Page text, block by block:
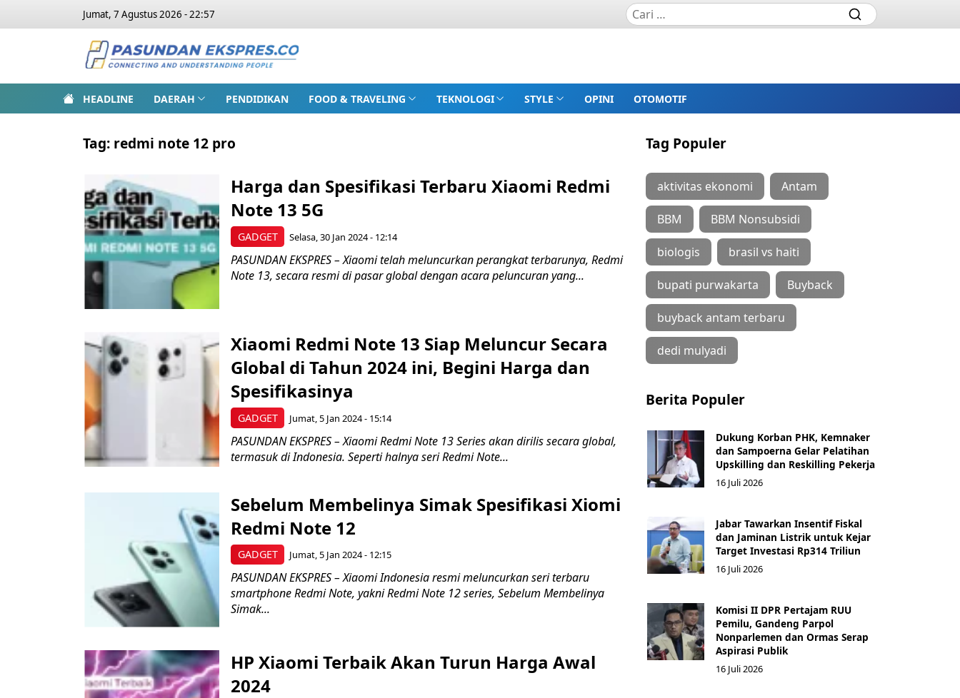
Jumat, 7 Agustus 2026 - 22:57
HEADLINE DAERAH PENDIDIKAN FOOD & TRAVELING TEKNOLOGI STYLE OPINI OTOMOTIF
Tag: redmi note 12 pro
GADGET
Harga dan Spesifikasi Terbaru Xiaomi Redmi
Note 13 5G
Selasa, 30 Jan 2024 - 12:14
PASUNDAN EKSPRES – Xiaomi telah meluncurkan perangkat terbarunya, Redmi
Note 13, secara resmi di pasar global dengan acara peluncuran yang...
GADGET
Xiaomi Redmi Note 13 Siap Meluncur Secara
Global di Tahun 2024 ini, Begini Harga dan
Spesifikasinya
Jumat, 5 Jan 2024 - 15:14
PASUNDAN EKSPRES – Xiaomi Redmi Note 13 Series akan dirilis secara global,
termasuk di Indonesia. Seperti halnya seri Redmi Note...
GADGET
Sebelum Membelinya Simak Spesifikasi Xiomi
Redmi Note 12
Jumat, 5 Jan 2024 - 12:15
PASUNDAN EKSPRES – Xiaomi Indonesia resmi meluncurkan seri terbaru
smartphone Redmi Note, yakni Redmi Note 12 series, Sebelum Membelinya
Simak...
HP Xiaomi Terbaik Akan Turun Harga Awal
2024
Tag Populer
aktivitas ekonomi Antam
BBM BBM Nonsubsidi
biologis brasil vs haiti
bupati purwakarta Buyback
buyback antam terbaru
dedi mulyadi
Berita Populer
Dukung Korban PHK, Kemnaker
dan Sampoerna Gelar Pelatihan
Upskilling dan Reskilling Pekerja
16 Juli 2026
Jabar Tawarkan Insentif Fiskal
dan Jaminan Listrik untuk Kejar
Target Investasi Rp314 Triliun
16 Juli 2026
Komisi II DPR Pertajam RUU
Pemilu, Gandeng Parpol
Nonparlemen dan Ormas Serap
Aspirasi Publik
16 Juli 2026